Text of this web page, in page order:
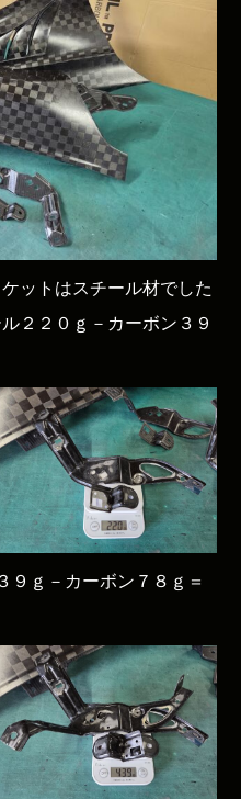
ットはスチール材でした
２２０ｇ－カーボン３９
ｇ－カーボン７８ｇ＝